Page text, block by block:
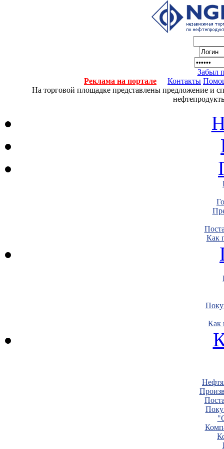
Забыл
Реклама на портале
Контакты
На торговой площадке представлены предложение и
Как
Как